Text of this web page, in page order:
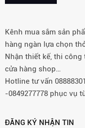
Kênh mua sắm sản
hàng ngàn lựa chọn
Nhận thiết kế, thi
cửa hàng shop…
Hotline tư vấn
-0849277778 phục vụ
ĐĂNG KÝ NHẬN TIN